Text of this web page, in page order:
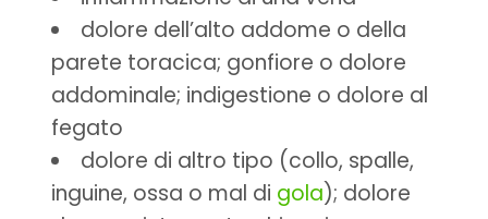
dolore dell’alto addome o della
parete toracica; gonfiore o dolore
addominale; indigestione o dolore al
fegato
dolore di altro tipo (collo, spalle,
inguine, ossa o mal di gola); dolore